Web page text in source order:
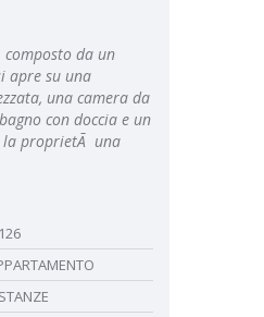
da un
apre su una
una camera da
con doccia e un
la proprietÃ una